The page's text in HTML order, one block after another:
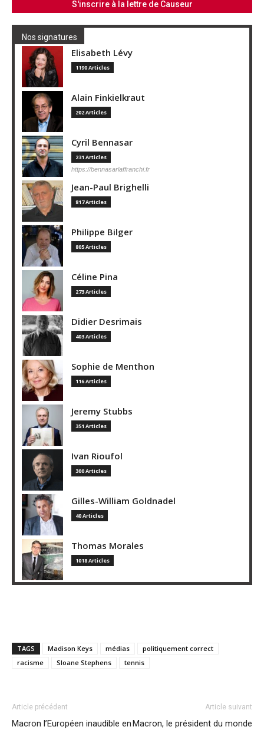
Nos signatures
Elisabeth Lévy
1190 Articles
Alain Finkielkraut
202 Articles
Cyril Bennasar
231 Articles
https://bennasarlaffranchi.fr
Jean-Paul Brighelli
817 Articles
Philippe Bilger
805 Articles
Céline Pina
273 Articles
Didier Desrimais
403 Articles
Sophie de Menthon
116 Articles
Jeremy Stubbs
351 Articles
Ivan Rioufol
300 Articles
Gilles-William Goldnadel
40 Articles
Thomas Morales
1018 Articles
TAGS Madison Keys médias
politiquement correct
racisme
Sloane Stephens tennis
Article précédent
Macron l’Européen inaudible en
Article suivant
Macron, le président du monde